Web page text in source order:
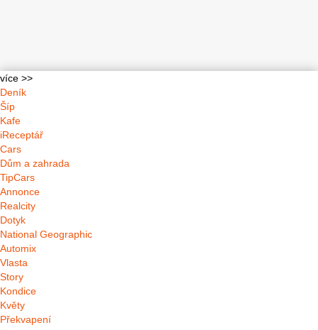
více >>
Deník
Šíp
Kafe
iReceptář
Cars
Dům a zahrada
TipCars
Annonce
Realcity
Dotyk
National Geographic
Automix
Vlasta
Story
Kondice
Květy
Překvapení